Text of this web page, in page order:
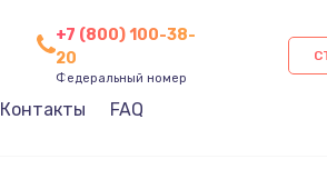
+7 (800) 100-38-
20
Федеральный номер
Контакты FAQ